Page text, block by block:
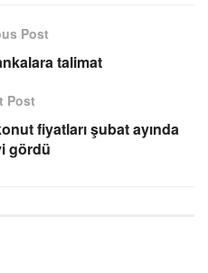
Post
talimat
Post
fiyatları şubat ayında
gördü